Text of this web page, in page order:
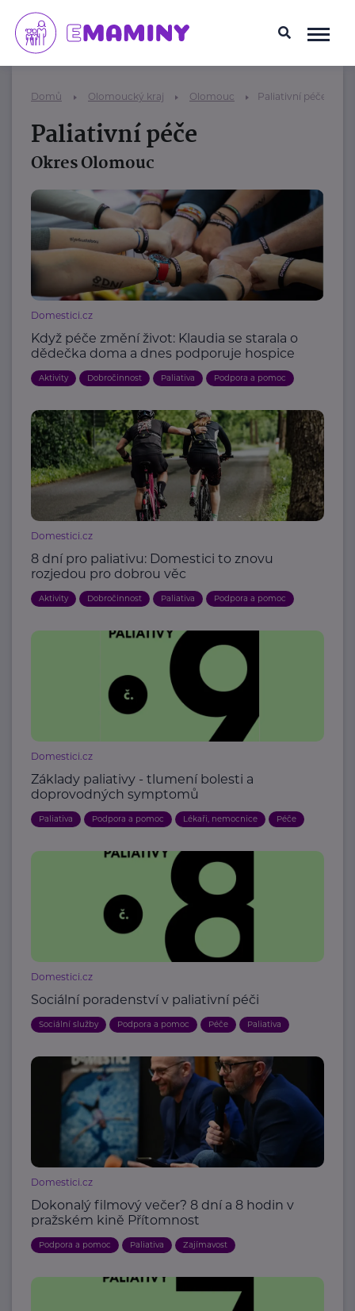
Domů Olomoucký kraj Olomouc Paliativní péče
Paliativní péče
Okres Olomouc
Domestici.cz
Když péče změní život: Klaudia se starala o
dědečka doma a dnes podporuje hospice
Aktivity Dobročinnost Paliativa Podpora a pomoc
Domestici.cz
8 dní pro paliativu: Domestici to znovu
rozjedou pro dobrou věc
Aktivity Dobročinnost Paliativa Podpora a pomoc
Domestici.cz
Základy paliativy - tlumení bolesti a
doprovodných symptomů
Paliativa Podpora a pomoc Lékaři, nemocnice Péče
Domestici.cz
Sociální poradenství v paliativní péči
Sociální služby Podpora a pomoc Péče Paliativa
Domestici.cz
Dokonalý filmový večer? 8 dní a 8 hodin v
pražském kině Přítomnost
Podpora a pomoc Paliativa Zajímavost